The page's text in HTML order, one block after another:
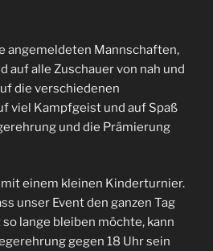
angemeldeten Mannschaften,
auf alle Zuschauer von nah und
die verschiedenen
viel Kampfgeist und auf Spaß
und die Prämierung
mit einem kleinen Kinderturnier.
unser Event den ganzen Tag
lange bleiben möchte, kann
gegen 18 Uhr sein